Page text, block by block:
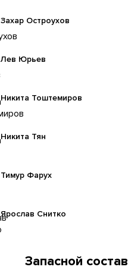
Захар Остроухов
Лев Юрьев
Никита Тоштемиров
Никита Тян
Тимур Фарух
Ярослав Снитко
Запасной состав